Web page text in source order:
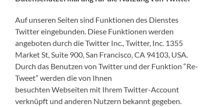
Auf unseren Seiten sind Funktionen des Dienstes
Twitter eingebunden. Diese Funktionen werden
angeboten durch die Twitter Inc., Twitter, Inc. 1355
Market St, Suite 900, San Francisco, CA 94103, USA.
Durch das Benutzen von Twitter und der Funktion “Re-
Tweet” werden die von Ihnen
besuchten Webseiten mit Ihrem Twitter-Account
verknüpft und anderen Nutzern bekannt gegeben.